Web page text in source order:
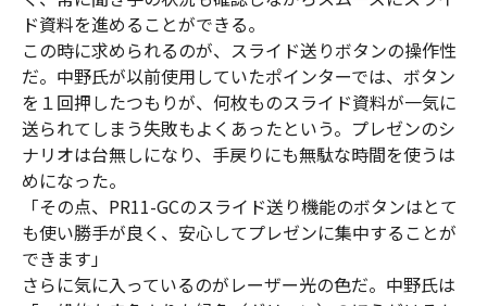
ド資料を進めることができる。
この時に求められるのが、スライド送りボタンの操作性
だ。中野氏が以前使用していたポインターでは、ボタン
を１回押したつもりが、何枚ものスライド資料が一気に
送られてしまう失敗もよくあったという。プレゼンのシ
ナリオは台無しになり、手戻りにも無駄な時間を使うは
めになった。
「その点、PR11-GCのスライド送り機能のボタンはとて
も使い勝手が良く、安心してプレゼンに集中することが
できます」
さらに気に入っているのがレーザー光の色だ。中野氏は